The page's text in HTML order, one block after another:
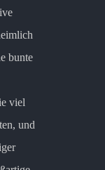
bunte
viel
und